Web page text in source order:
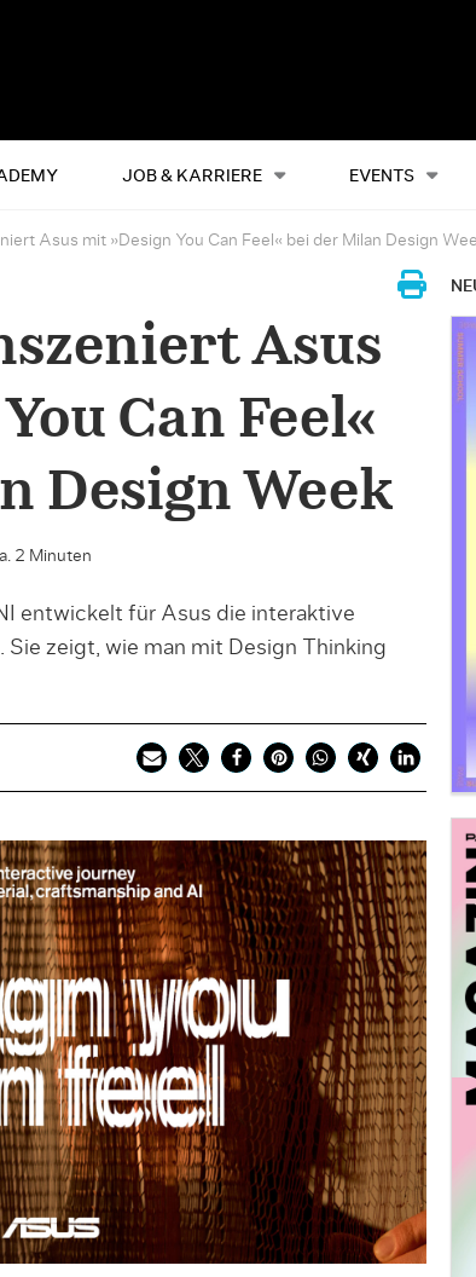
JOB & KARRIERE EVENTS
Alles Events
Asus mit »Design You Can Feel« bei der Milan Design
Asus
Can Feel«
Design Week
2 Minuten
entwickelt für Asus die interaktive
Sie zeigt, wie man mit Design Thinking